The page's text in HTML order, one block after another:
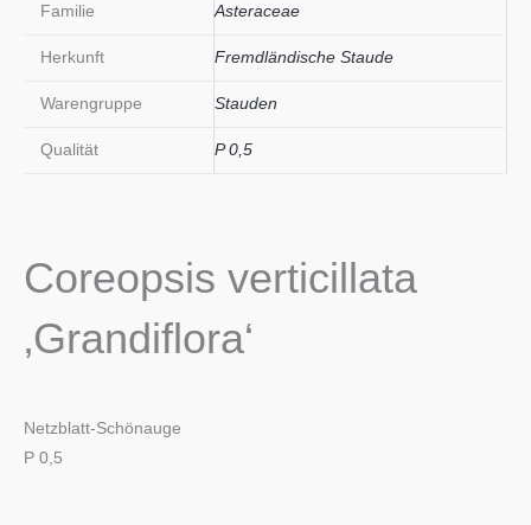
Familie Asteraceae
Herkunft Fremdländische Staude
Warengruppe Stauden
Qualität P 0,5
Coreopsis verticillata
‚Grandiflora‘
Netzblatt-Schönauge
P 0,5